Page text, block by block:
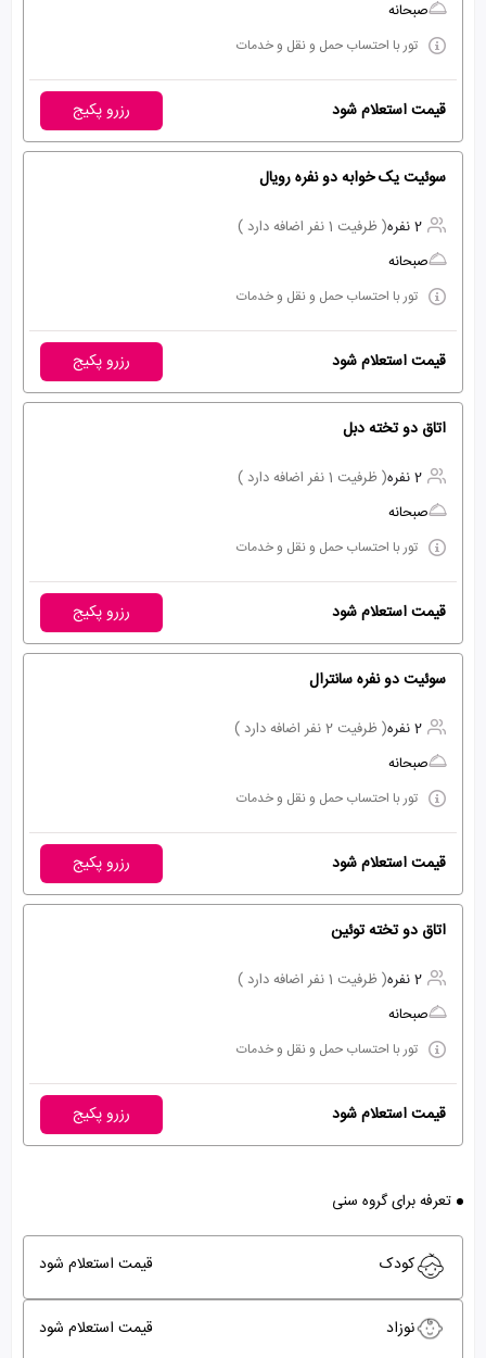
صبحانه
تور با احتساب حمل و نقل و خدمات
قیمت استعلام شود رزرو پکیج
سوئیت یک خوابه دو نفره رویال
2 نفره
( ظرفیت 1 نفر اضافه دارد )
صبحانه
تور با احتساب حمل و نقل و خدمات
قیمت استعلام شود رزرو پکیج
اتاق دو تخته دبل
2 نفره
( ظرفیت 1 نفر اضافه دارد )
صبحانه
تور با احتساب حمل و نقل و خدمات
قیمت استعلام شود رزرو پکیج
سوئیت دو نفره سانترال
2 نفره
( ظرفیت 2 نفر اضافه دارد )
صبحانه
تور با احتساب حمل و نقل و خدمات
قیمت استعلام شود رزرو پکیج
اتاق دو تخته توئین
2 نفره
( ظرفیت 1 نفر اضافه دارد )
صبحانه
تور با احتساب حمل و نقل و خدمات
قیمت استعلام شود رزرو پکیج
تعرفه برای گروه سنی
کودک قیمت استعلام شود
نوزاد قیمت استعلام شود